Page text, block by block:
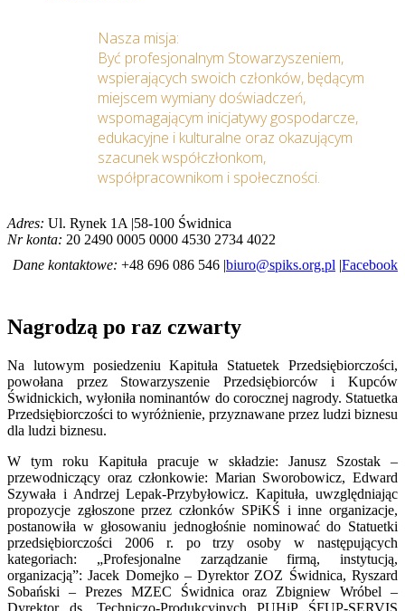
Nasza misja:
Być profesjonalnym Stowarzyszeniem,
wspierających swoich członków, będącym
miejscem wymiany doświadczeń,
wspomagającym inicjatywy gospodarcze,
edukacyjne i kulturalne oraz okazującym
szacunek współczłonkom,
współpracownikom i społeczności.
Adres: Ul. Rynek 1A |58-100 Świdnica
Nr konta: 20 2490 0005 0000 4530 2734 4022
Dane kontaktowe: +48 696 086 546 |biuro@spiks.org.pl |Facebook
Nagrodzą po raz czwarty
Na lutowym posiedzeniu Kapituła Statuetek Przedsiębiorczości,
powołana przez Stowarzyszenie Przedsiębiorców i Kupców
Świdnickich, wyłoniła nominantów do corocznej nagrody. Statuetka
Przedsiębiorczości to wyróżnienie, przyznawane przez ludzi biznesu
dla ludzi biznesu.
W tym roku Kapituła pracuje w składzie: Janusz Szostak –
przewodniczący oraz członkowie: Marian Sworobowicz, Edward
Szywała i Andrzej Lepak-Przybyłowicz. Kapituła, uwzględniając
propozycje zgłoszone przez członków SPiKŚ i inne organizacje,
postanowiła w głosowaniu jednogłośnie nominować do Statuetki
przedsiębiorczości 2006 r. po trzy osoby w następujących
kategoriach: „Profesjonalne zarządzanie firmą, instytucją,
organizacją”: Jacek Domejko – Dyrektor ZOZ Świdnica, Ryszard
Sobański – Prezes MZEC Świdnica oraz Zbigniew Wróbel –
Dyrektor ds. Techniczo-Produkcyjnych PUHiP ŚFUP-SERVIS